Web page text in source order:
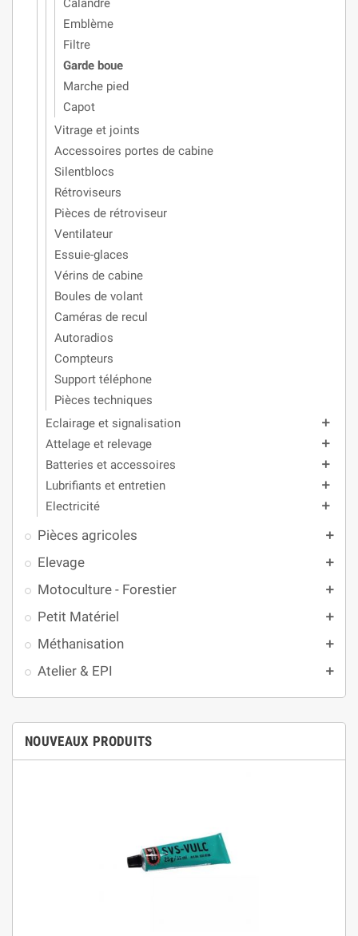
Calandre
Emblème
Filtre
Garde boue
Marche pied
Capot
Vitrage et joints
Accessoires portes de cabine
Silentblocs
Rétroviseurs
Pièces de rétroviseur
Ventilateur
Essuie-glaces
Vérins de cabine
Boules de volant
Caméras de recul
Autoradios
Compteurs
Support téléphone
Pièces techniques
Eclairage et signalisation
add
Attelage et relevage add
Batteries et accessoires add
Lubrifiants et entretien add
Electricité add
Pièces agricoles add
Elevage add
Motoculture - Forestier add
Petit Matériel add
Méthanisation add
Atelier & EPI add
NOUVEAUX PRODUITS